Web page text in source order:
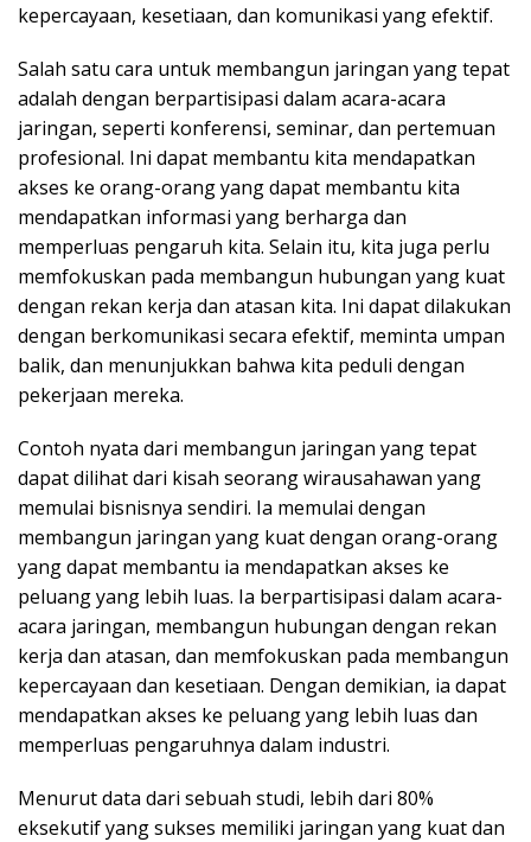
kepercayaan, kesetiaan, dan komunikasi yang efektif.
Salah satu cara untuk membangun jaringan yang tepat
adalah dengan berpartisipasi dalam acara-acara
jaringan, seperti konferensi, seminar, dan pertemuan
profesional. Ini dapat membantu kita mendapatkan
akses ke orang-orang yang dapat membantu kita
mendapatkan informasi yang berharga dan
memperluas pengaruh kita. Selain itu, kita juga perlu
memfokuskan pada membangun hubungan yang kuat
dengan rekan kerja dan atasan kita. Ini dapat dilakukan
dengan berkomunikasi secara efektif, meminta umpan
balik, dan menunjukkan bahwa kita peduli dengan
pekerjaan mereka.
Contoh nyata dari membangun jaringan yang tepat
dapat dilihat dari kisah seorang wirausahawan yang
memulai bisnisnya sendiri. Ia memulai dengan
membangun jaringan yang kuat dengan orang-orang
yang dapat membantu ia mendapatkan akses ke
peluang yang lebih luas. Ia berpartisipasi dalam acara-
acara jaringan, membangun hubungan dengan rekan
kerja dan atasan, dan memfokuskan pada membangun
kepercayaan dan kesetiaan. Dengan demikian, ia dapat
mendapatkan akses ke peluang yang lebih luas dan
memperluas pengaruhnya dalam industri.
Menurut data dari sebuah studi, lebih dari 80%
eksekutif yang sukses memiliki jaringan yang kuat dan